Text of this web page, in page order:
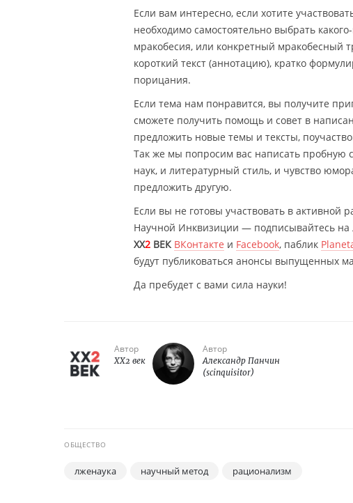
Если вам интересно, если хотите
необходимо самостоятельно выбрать
мракобесия, или конкретный мракобесный
короткий текст (аннотацию), кратко
порицания.
Если тема нам понравится, вы получите
сможете получить помощь и совет в
предложить новые темы и тексты,
Так же мы попросим вас написать пробную
наук, и литературный стиль, и чувство
предложить другую.
Если вы не готовы участвовать в активной
Научной Инквизиции — подписывайтесь на
XX2 ВЕК ВКонтакте и Facebook, паблик
будут публиковаться анонсы выпущенных
Да пребудет с вами сила науки!
Автор
XX2 век
Автор
Александр Панчин
(scinquisitor)
ОБЩЕСТВО
лженаука научный метод рационализм